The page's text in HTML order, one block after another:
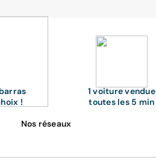
!
1 voiture vendue
toutes les 5 min
Nos réseaux